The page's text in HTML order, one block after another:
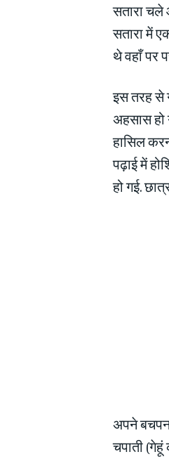
सतारा चले
सतारा में
थे वहाँ पर
इस तरह से
अहसास हो
हासिल
पढ़ाई में
हो गई.
अपने बचपन
चपाती (गेहूं